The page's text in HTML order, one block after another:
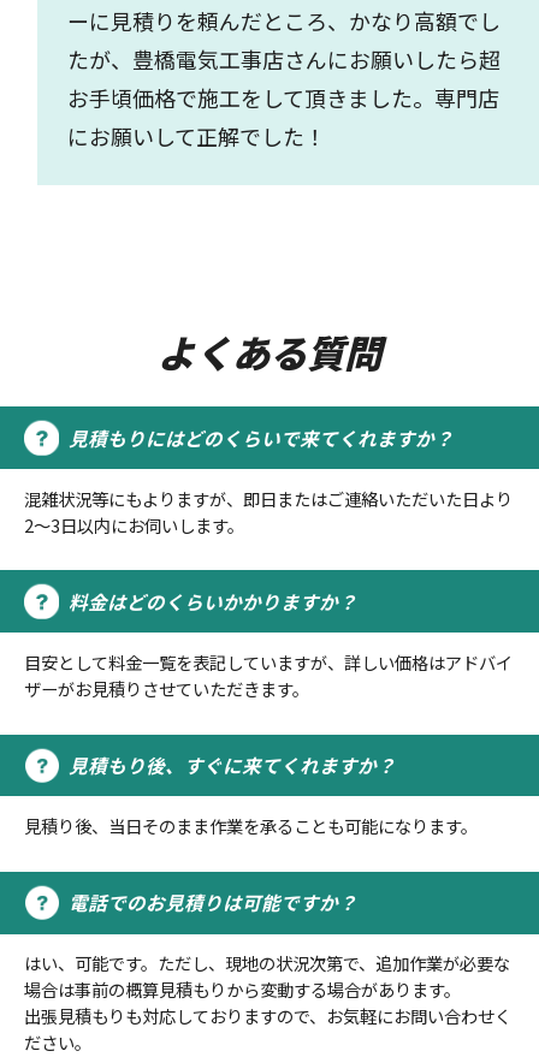
ーに見積りを頼んだところ、かなり高額でし
たが、豊橋電気工事店さんにお願いしたら超
お手頃価格で施工をして頂きました。専門店
にお願いして正解でした！
よくある質問
見積もりにはどのくらいで来てくれますか？
混雑状況等にもよりますが、即日またはご連絡いただいた日より
2～3日以内にお伺いします。
料金はどのくらいかかりますか？
目安として料金一覧を表記していますが、詳しい価格はアドバイ
ザーがお見積りさせていただきます。
見積もり後、すぐに来てくれますか？
見積り後、当日そのまま作業を承ることも可能になります。
電話でのお見積りは可能ですか？
はい、可能です。ただし、現地の状況次第で、追加作業が必要な
場合は事前の概算見積もりから変動する場合があります。
出張見積もりも対応しておりますので、お気軽にお問い合わせく
ださい。